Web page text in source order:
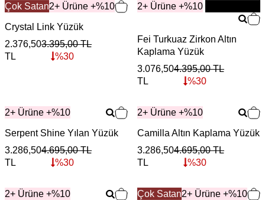
Çok Satan2+ Ürüne +%10
Crystal Link Yüzük
2.376,50
TL
3.395,00TL
%30
2+ Ürüne +%10
YENİ
Fei Turkuaz Zirkon Altın
Kaplama Yüzük
3.076,50
TL
4.395,00TL
%30
2+ Ürüne +%10
Serpent Shine Yılan Yüzük
3.286,50
TL
4.695,00TL
%30
2+ Ürüne +%10
Camilla Altın Kaplama Yüzük
3.286,50
TL
4.695,00TL
%30
2+ Ürüne +%10 Çok Satan2+ Ürüne +%10